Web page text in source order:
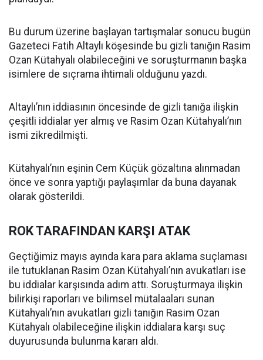
Bu durum üzerine başlayan tartışmalar sonucu bugün
Gazeteci Fatih Altaylı köşesinde bu gizli tanığın Rasim
Ozan Kütahyalı olabileceğini ve soruşturmanın başka
isimlere de sıçrama ihtimali olduğunu yazdı.
Altaylı’nın iddiasının öncesinde de gizli tanığa ilişkin
çeşitli iddialar yer almış ve Rasim Ozan Kütahyalı’nın
ismi zikredilmişti.
Kütahyalı’nın eşinin Cem Küçük gözaltına alınmadan
önce ve sonra yaptığı paylaşımlar da buna dayanak
olarak gösterildi.
ROK TARAFINDAN KARŞI ATAK
Geçtiğimiz mayıs ayında kara para aklama suçlaması
ile tutuklanan Rasim Ozan Kütahyalı’nın avukatları ise
bu iddialar karşısında adım attı. Soruşturmaya ilişkin
bilirkişi raporları ve bilimsel mütalaaları sunan
Kütahyalı’nın avukatları gizli tanığın Rasim Ozan
Kütahyalı olabileceğine ilişkin iddialara karşı suç
duyurusunda bulunma kararı aldı.